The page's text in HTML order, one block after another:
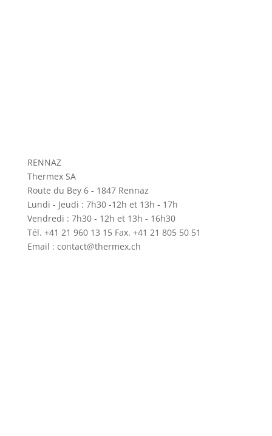
RENNAZ
Thermex SA
Route du Bey 6 - 1847 Rennaz
Lundi - Jeudi : 7h30 -12h et 13h - 17h
Vendredi : 7h30 - 12h et 13h - 16h30
Tél. +41 21 960 13 15 Fax. +41 21 805 50 51
Email : contact@thermex.ch